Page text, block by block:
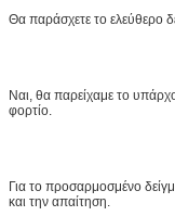
Θα παράσχετε το ελεύθερο
Ναι, θα παρείχαμε το
φορτίο.
Για το προσαρμοσμένο
και την απαίτηση.